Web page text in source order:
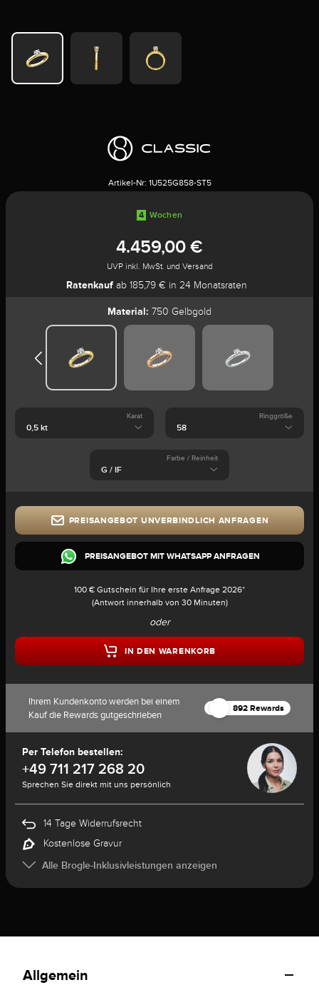
Artikel-Nr: 1U525G858-ST5
4 Wochen
4.459,00 €
UVP inkl. MwSt. und Versand
Ratenkauf ab 185,79 € in 24 Monatsraten
Material: 750 Gelbgold
Karat Ringgröße
Farbe / Reinheit
PREISANGEBOT UNVERBINDLICH ANFRAGEN
PREISANGEBOT MIT WHATSAPP ANFRAGEN
100 € Gutschein für Ihre erste Anfrage 2026*
(Antwort innerhalb von 30 Minuten)
oder
IN DEN WARENKORB
Ihrem Kundenkonto werden bei einem
Kauf die Rewards gutgeschrieben
892 Rewards
Per Telefon bestellen:
+49 711 217 268 20
Sprechen Sie direkt mit uns persönlich
14 Tage Widerrufsrecht
Kostenlose Gravur
Alle Brogle-Inklusivleistungen anzeigen
Allgemein